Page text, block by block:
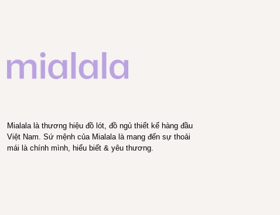
Mialala là thương hiệu đồ lót, đồ ngủ thiết kế hàng đầu
Việt Nam. Sứ mệnh của Mialala là mang đến sự thoải
mái là chính mình, hiểu biết & yêu thương.